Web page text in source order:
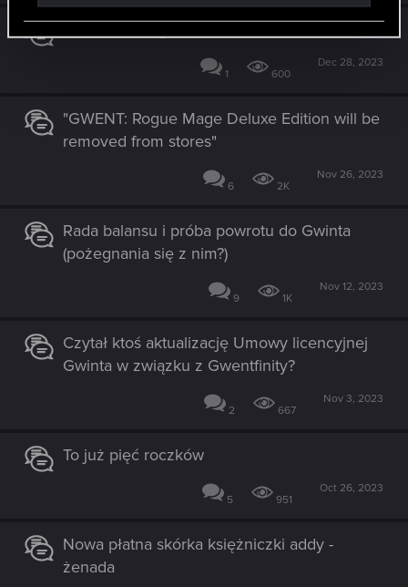
1 600
Dec 28, 2023
"GWENT: Rogue Mage Deluxe Edition will be
removed from stores"
6 2K
Nov 26, 2023
Rada balansu i próba powrotu do Gwinta
(pożegnania się z nim?)
9 1K
Nov 12, 2023
Czytał ktoś aktualizację Umowy licencyjnej
Gwinta w związku z Gwentfinity?
2 667
Nov 3, 2023
To już pięć roczków
5 951
Oct 26, 2023
Nowa płatna skórka księżniczki addy -
żenada